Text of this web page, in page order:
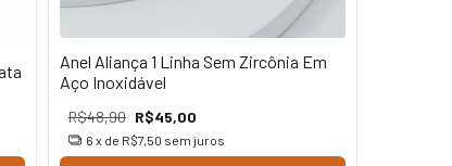
Anel Aliança 1 Linha Sem Zircônia Em
Aço Inoxidável
R$48,90 R$45,00
6 x de R$7,50 sem juros